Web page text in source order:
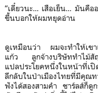
“เดี๋ยวนะ... เสือเย็น... มันคื
ขึ้นบอกให้ผมหยุดอ่าน
ดูเหมือนว่า ผมจะทำให้เขา
แก้ว ลูกจ้างบริษัททำไม้สัญ
แปลประโยคหนึ่งในหน้าที่เปิ
ลึกลับในป่าเมืองไทยที่มีคุณท
ฟังได้สองสามคำ ชาร์ลส์ก็ดูก